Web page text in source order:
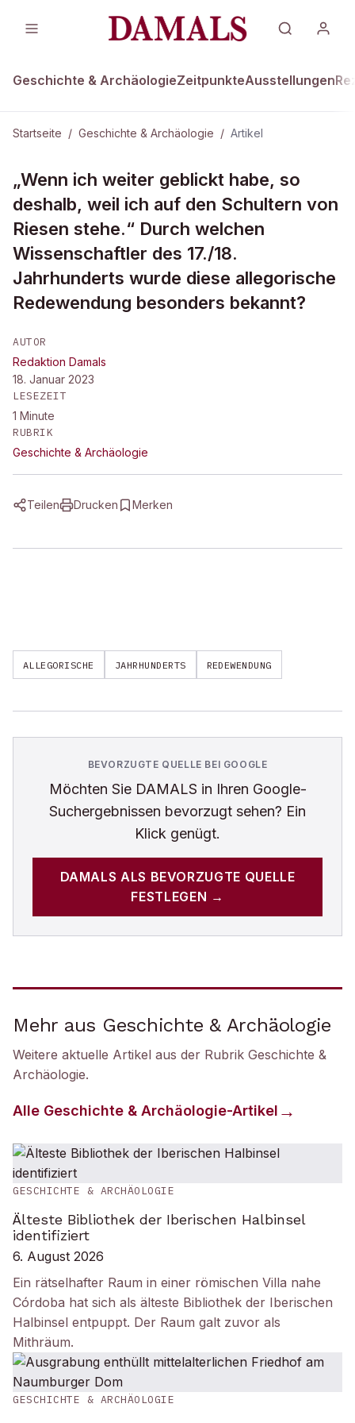
Geschichte & ArchäologieZeitpunkteAusstellungen
Startseite / Geschichte & Archäologie / Artikel
Welcher Wissenschaftler äußerte
bescheiden...
„Wenn ich weiter geblickt habe, so
deshalb, weil ich auf den Schultern von
Riesen stehe.“ Durch welchen
Wissenschaftler des 17./18.
Jahrhunderts wurde diese allegorische
Redewendung besonders bekannt?
AUTOR
Redaktion Damals
18. Januar 2023
LESEZEIT
1 Minute
RUBRIK
Geschichte & Archäologie
Teilen Drucken Merken
ALLEGORISCHE JAHRHUNDERTS REDEWENDUNG
BEVORZUGTE QUELLE BEI GOOGLE
Möchten Sie DAMALS in Ihren Google-
Suchergebnissen bevorzugt sehen? Ein
Klick genügt.
DAMALS ALS BEVORZUGTE QUELLE
FESTLEGEN →
Mehr aus Geschichte & Archäologie
Weitere aktuelle Artikel aus der Rubrik Geschichte &
Archäologie.
Alle Geschichte & Archäologie-Artikel
GESCHICHTE & ARCHÄOLOGIE
Älteste Bibliothek der Iberischen Halbinsel
identifiziert
6. August 2026
Ein rätselhafter Raum in einer römischen Villa nahe
Córdoba hat sich als älteste Bibliothek der Iberischen
Halbinsel entpuppt. Der Raum galt zuvor als
Mithräum.
GESCHICHTE & ARCHÄOLOGIE